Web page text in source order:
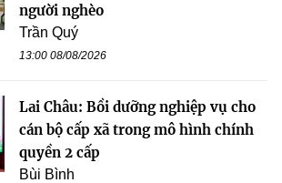
người nghèo
Trần Quý
13:00 08/08/2026
Lai Châu: Bồi dưỡng nghiệp vụ cho
cán bộ cấp xã trong mô hình chính
quyền 2 cấp
Bùi Bình